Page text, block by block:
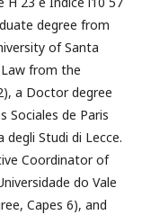
degree from
of Santa
from the
a Doctor degree
Sociales de Paris
Studi di Lecce.
Coordinator of
do Vale
Capes 6), and